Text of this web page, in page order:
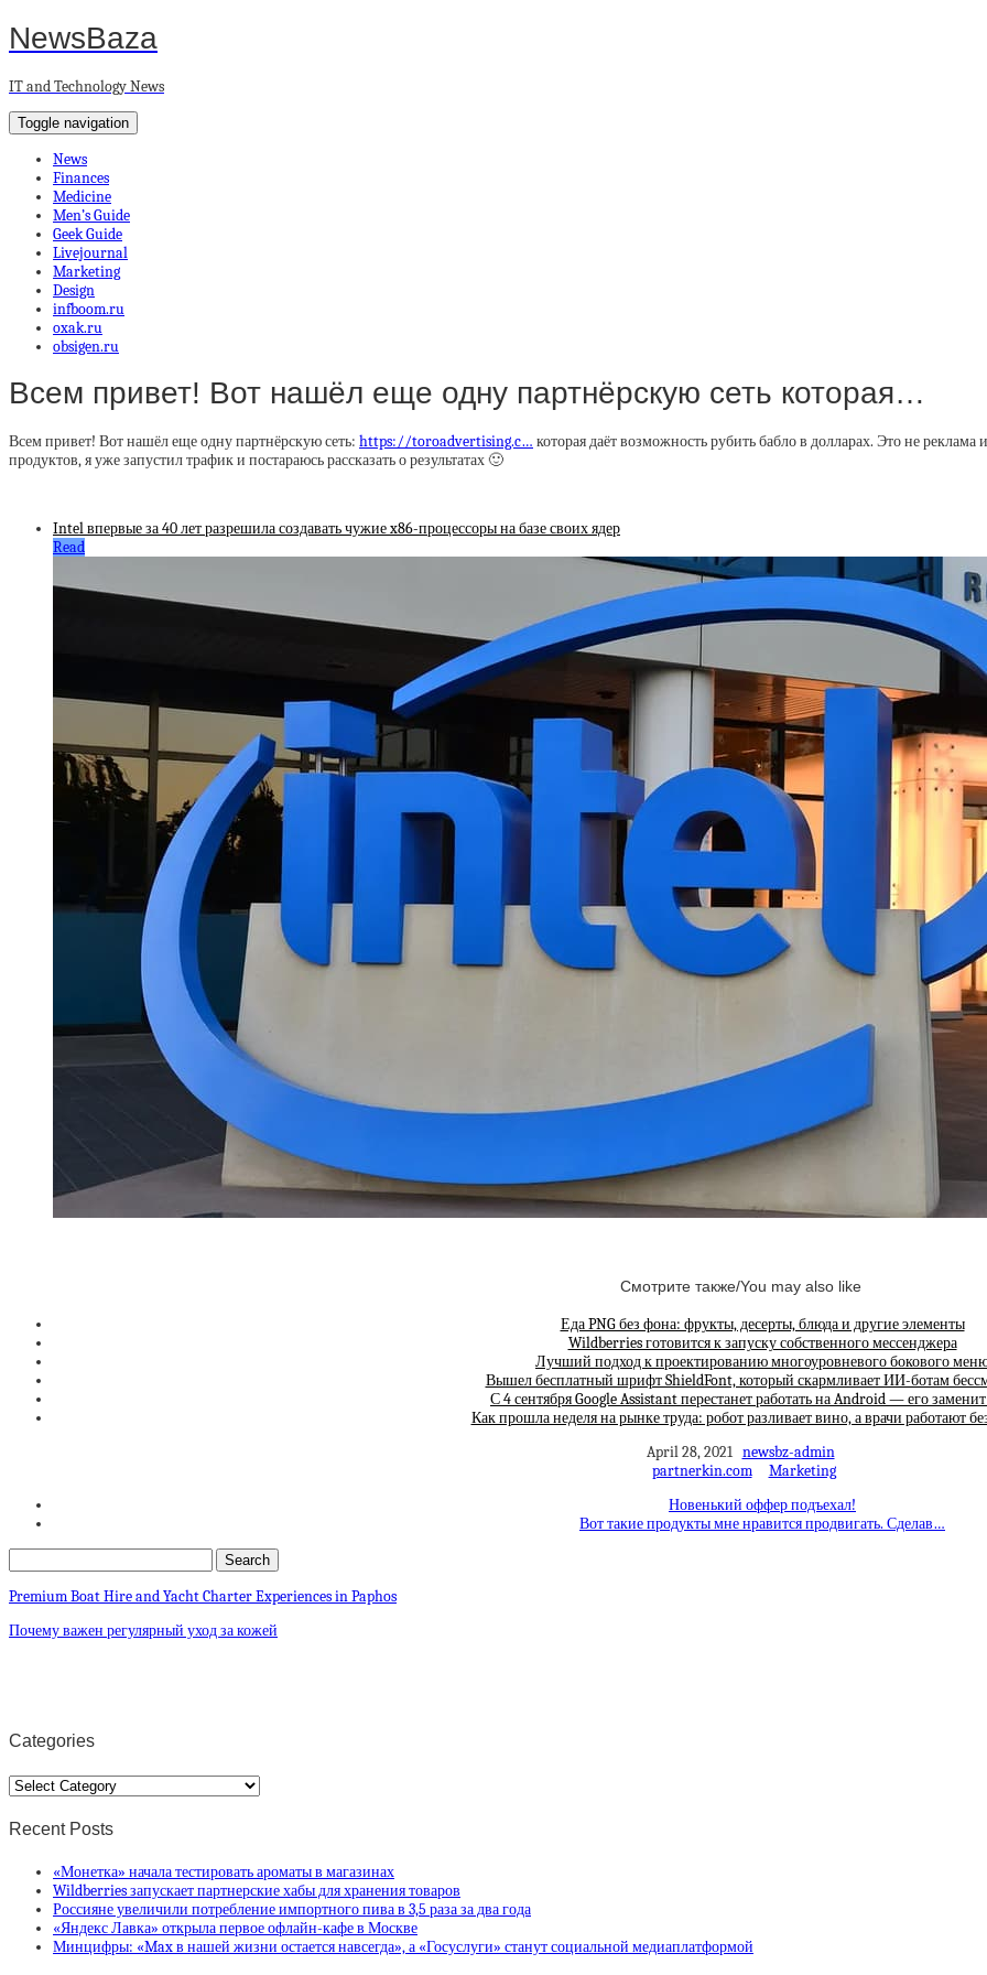
NewsBaza
IT and Technology News
Toggle navigation
News
Finances
Medicine
Men’s Guide
Geek Guide
Livejournal
Marketing
Design
infboom.ru
oxak.ru
obsigen.ru
Всем привет! Вот нашёл еще одну партнёрскую сеть которая…
Всем привет! Вот нашёл еще одну партнёрскую сеть: https://toroadvertising.c… которая даёт возможность рубить бабло в долларах. Это не
продуктов, я уже запустил трафик и постараюсь рассказать о результатах 🙂
Intel впервые за 40 лет разрешила создавать чужие x86-процессоры на базе своих ядер
Read
Смотрите также/You may also like
Еда PNG без фона: фрукты, десерты, блюда и другие элементы
Wildberries готовится к запуску собственного мессенджера
Лучший подход к проектированию многоуровневого бокового
Вышел бесплатный шрифт ShieldFont, который скармливает ИИ-ботам
С 4 сентября Google Assistant перестанет работать на Android — его
Как прошла неделя на рынке труда: робот разливает вино, а врачи работают
April 28, 2021 newsbz-admin
partnerkin.com
Marketing
Новенький оффер подъехал!
Вот такие продукты мне нравится продвигать. Сделав…
Premium Boat Hire and Yacht Charter Experiences in Paphos
Почему важен регулярный уход за кожей
Categories
Categories
Recent Posts
«Монетка» начала тестировать ароматы в магазинах
Wildberries запускает партнерские хабы для хранения товаров
Россияне увеличили потребление импортного пива в 3,5 раза за два года
«Яндекс Лавка» открыла первое офлайн-кафе в Москве
Минцифры: «Max в нашей жизни остается навсегда», а «Госуслуги» станут социальной медиаплатформой